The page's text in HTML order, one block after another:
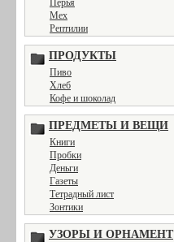
Перья
Мех
Рептилии
ПРОДУКТЫ
Пиво
Хлеб
Кофе и шоколад
ПРЕДМЕТЫ И ВЕЩИ
Книги
Пробки
Деньги
Газеты
Тетрадный лист
Зонтики
УЗОРЫ И ОРНАМЕНТ